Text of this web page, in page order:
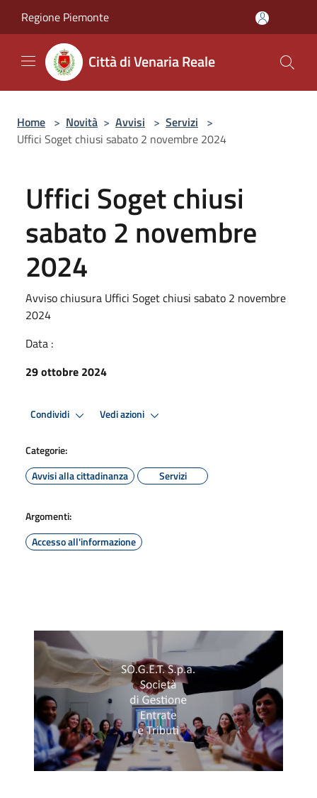
Regione Piemonte
Città di Venaria Reale
Home > Novità > Avvisi > Servizi >
Uffici Soget chiusi sabato 2 novembre 2024
Uffici Soget chiusi
sabato 2 novembre
2024
Avviso chiusura Uffici Soget chiusi sabato 2 novembre
2024
Data :
29 ottobre 2024
Condividi Vedi azioni
Categorie:
Avvisi alla cittadinanza
Servizi
Argomenti:
Accesso all'informazione